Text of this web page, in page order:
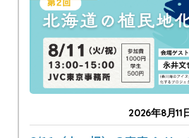
2026年8月11